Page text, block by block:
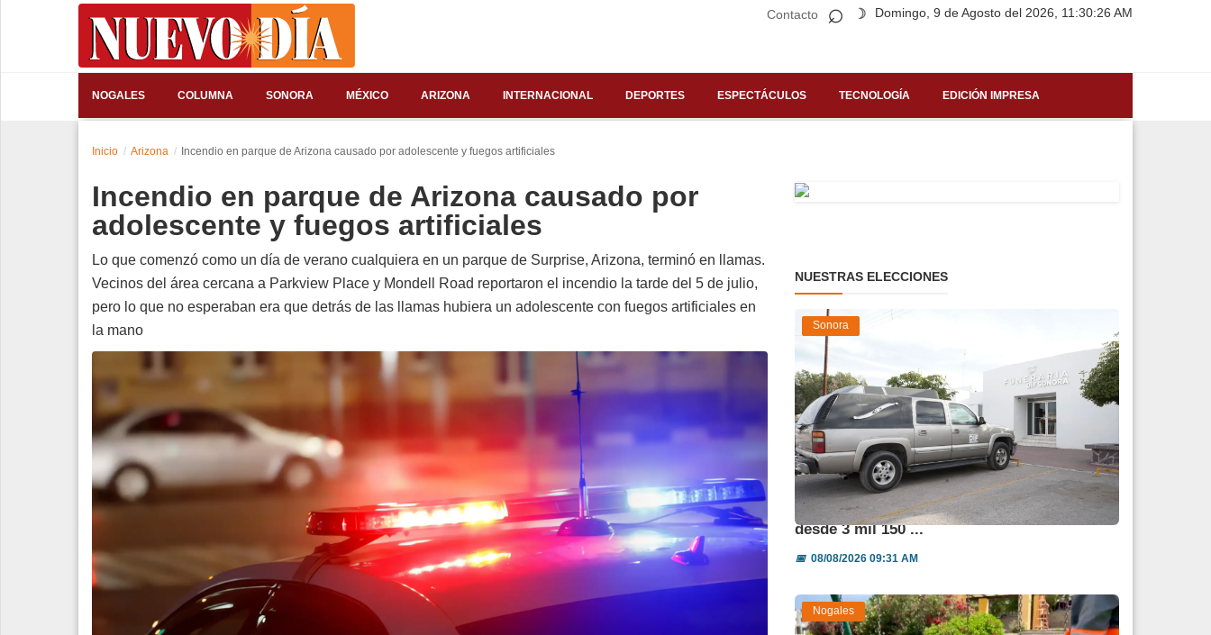
Contacto Domingo, 9 de Agosto del 2026, 11:30:26 AM
⌕ ☽
NOGALES COLUMNA SONORA MÉXICO ARIZONA INTERNACIONAL DEPORTES ESPECTÁCULOS TECNOLOGÍA EDICIÓN IMPRESA
Espectáculos
Edición Impresa
Inicio Arizona Incendio en parque de Arizona causado por adolescente y fuegos artificiales
Incendio en parque de Arizona causado por
adolescente y fuegos artificiales
Lo que comenzó como un día de verano cualquiera en un parque de Surprise, Arizona, terminó en llamas.
Vecinos del área cercana a Parkview Place y Mondell Road reportaron el incendio la tarde del 5 de julio,
pero lo que no esperaban era que detrás de las llamas hubiera un adolescente con fuegos artificiales en
la mano
NUESTRAS ELECCIONES
Sonora
Ofrece DIF Sonora servicios funerarios
desde 3 mil 150 ...
📅08/08/2026 09:31 AM
Nogales